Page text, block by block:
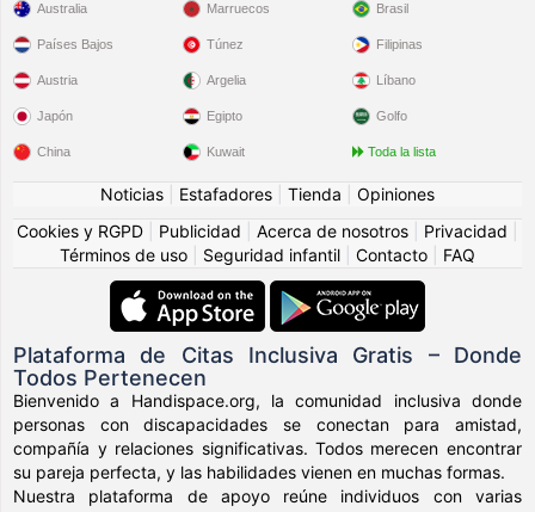
Australia
Países Bajos
Austria
Japón
China
Marruecos
Túnez
Argelia
Egipto
Kuwait
Brasil
Filipinas
Líbano
Golfo
Toda la lista
Noticias Estafadores Tienda
Opiniones
Cookies y RGPD
Publicidad Acerca de nosotros Privacidad
Términos de uso
Seguridad infantil Contacto FAQ
Plataforma de Citas Inclusiva Gratis – Donde
Todos Pertenecen
Bienvenido a Handispace.org, la comunidad inclusiva donde
personas con discapacidades se conectan para amistad,
compañía y relaciones significativas. Todos merecen encontrar
su pareja perfecta, y las habilidades vienen en muchas formas.
Nuestra plataforma de apoyo reúne individuos con varias